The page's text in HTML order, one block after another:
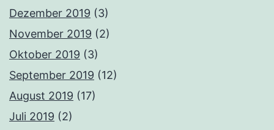
Dezember 2019 (3)
November 2019 (2)
Oktober 2019 (3)
September 2019 (12)
August 2019 (17)
Juli 2019 (2)